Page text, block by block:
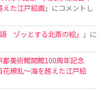
た江戸絵画」にコメントし
ゾッとする北斎の絵」
」に
都美術館開館100周年記念
繚乱〜海を越えた江戸絵